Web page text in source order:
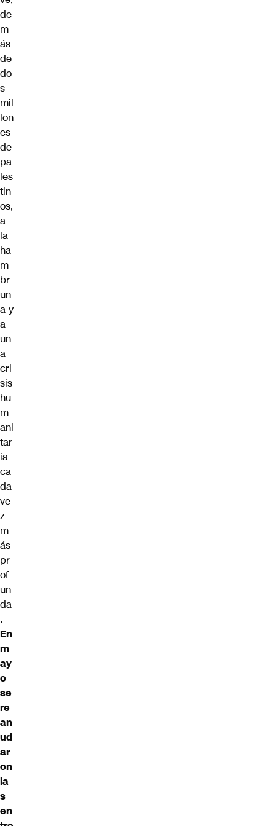
de
m
ás
de
do
s
mil
lon
es
de
pa
les
tin
os,
a
la
ha
m
br
un
a y
a
un
a
cri
sis
hu
m
ani
tar
ia
ca
da
ve
z
m
ás
pr
of
un
da
.
En
m
ay
o
se
re
an
ud
ar
on
la
s
en